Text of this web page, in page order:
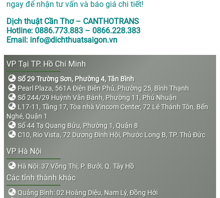
ngay để nhận tư vấn và báo giá chi tiết!
Dịch thuật Cần Thơ – CANTHOTRANS
Hotline: 0886.773.883 – 0866.228.383
Email: info@dichthuatsaigon.vn
VP Tại TP. Hồ Chí Minh
Số 29 Trường Sơn, Phường 4, Tân Bình
Pearl Plaza, 561A Điện Biên Phủ, Phường 25, Bình Thạnh
Số 244/29 Huỳnh Văn Bánh, Phường 11, Phú Nhuận
L17-11, Tầng 17, Tòa nhà Vincom Center, 72 Lê Thánh Tôn, Bến
Nghé, Quận 1
Số 44 Tạ Quang Bửu, Phường 1, Quận 8
C10, Rio Vista, 72 Dương Đình Hội, Phước Long B, TP. Thủ Đức
VP Hà Nội
Hà Nội: 37 Võng Thị, P. Bưởi, Q. Tây Hồ
Các tỉnh thành khác
Quảng Bình: 02 Hoàng Diệu, Nam Lý, Đồng Hới